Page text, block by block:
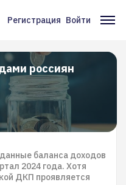
Меню
учётной
записи
пользователя
Регистрация Войти
россиян
баланса доходов
2024 года. Хотя
ДКП проявляется